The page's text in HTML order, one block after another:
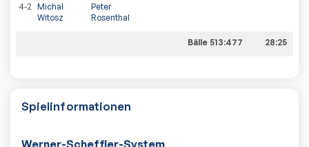
4-2 Michal
Witosz
Peter
Rosenthal
Bälle 513:477 28:25
Spielinformationen
Werner-Scheffler-System